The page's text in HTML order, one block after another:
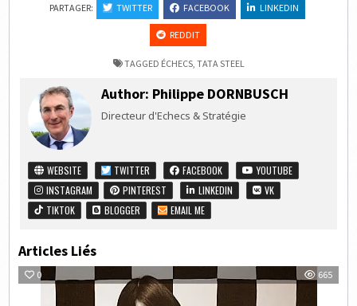
PARTAGER: TWITTER FACEBOOK LINKEDIN
REDDIT
TAGGED ÉCHECS, TATA STEEL
Author: Philippe DORNBUSCH
Directeur d'Echecs & Stratégie
WEBSITE TWITTER FACEBOOK
YOUTUBE
INSTAGRAM
PINTEREST LINKEDIN
VK
TIKTOK
BLOGGER EMAIL ME
Articles Liés
0 665